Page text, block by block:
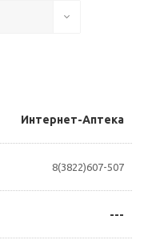
Интернет-Аптека
8(3822)607-507
---